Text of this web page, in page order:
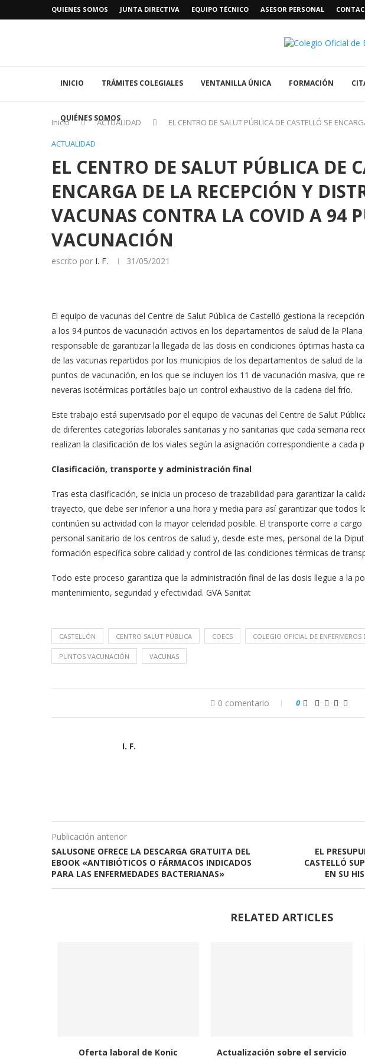
QUIENES SOMOS JUNTA DIRECTIVA EQUIPO TÉCNICO ASESOR PERSONAL
INICIO TRÁMITES COLEGIALES VENTANILLA ÚNICA FORMACIÓN
QUIÉNES SOMOS
Inicio ACTUALIDAD
EL CENTRO DE SALUT PÚBLICA DE CASTELLÓ SE
ACTUALIDAD
EL CENTRO DE SALUT PÚBLICA DE
ENCARGA DE LA RECEPCIÓN Y
VACUNAS CONTRA LA COVID A 94
VACUNACIÓN
escrito por I. F. 31/05/2021
El equipo de vacunas del Centre de Salut Pública de Castelló gestiona la
a los 94 puntos de vacunación activos en los departamentos de salud de la Plana
responsable de garantizar la llegada de las dosis en condiciones óptimas hasta
de las vacunas repartidos por los municipios de los departamentos de salud de
puntos de vacunación, en los que se incluyen los 11 de vacunación masiva, que
neveras isotérmicas portátiles bajo un control exhaustivo de la cadena del frío.
Este trabajo está supervisado por el equipo de vacunas del Centre de Salut
de diferentes categorías laborales sanitarias y no sanitarias que cada semana
realizan la clasificación de los viales según la asignación correspondiente a cada
Clasificación, transporte y administración final
Tras esta clasificación, se inicia un proceso de trazabilidad para garantizar la
trayecto, que debe ser inferior a una hora y media para así garantizar que todos
continúen su actividad con la mayor celeridad posible. El transporte corre a
personal sanitario de los centros de salud y, desde este mes, personal de la
formación específica sobre calidad y control de las condiciones térmicas de
Todo este proceso garantiza que la administración final de las dosis llegue a la
mantenimiento, seguridad y efectividad. GVA Sanitat
CASTELLÓN CENTRO SALUT PÚBLICA COECS COLEGIO OFICIAL DE ENFERMEROS
PUNTOS VACUNACIÓN VACUNAS
0 comentario 0
I. F.
Publicación anterior
SALUSONE OFRECE LA DESCARGA GRATUITA DEL
EBOOK «ANTIBIÓTICOS O FÁRMACOS INDICADOS
PARA LAS ENFERMEDADES BACTERIANAS»
EL
CASTELLÓ
EN SU
RELATED ARTICLES
Oferta laboral de Konic
Actualización sobre el servicio